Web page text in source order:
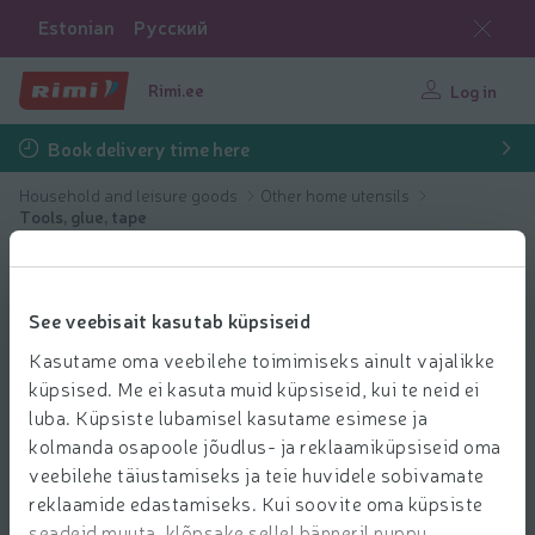
See veebisait kasutab küpsiseid
Kasutame oma veebilehe toimimiseks ainult vajalikke
küpsised. Me ei kasuta muid küpsiseid, kui te neid ei
luba. Küpsiste lubamisel kasutame esimese ja
kolmanda osapoole jõudlus- ja reklaamiküpsiseid oma
veebilehe täiustamiseks ja teie huvidele sobivamate
reklaamide edastamiseks. Kui soovite oma küpsiste
Estonian Русский
Rimi.ee Log in
Book delivery time here
Household and leisure goods
Other home utensils
Tools, glue, tape